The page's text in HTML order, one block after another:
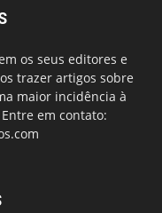
os seus editores e
trazer artigos sobre
maior incidência à
em contato: